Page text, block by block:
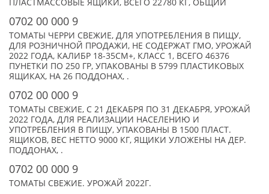
ПЛАСТМАССОВЫЕ ЯЩИКИ, ВСЕГО 22780 КГ, ОБЩИЙ
0702 00 000 9
ТОМАТЫ ЧЕРРИ СВЕЖИЕ, ДЛЯ УПОТРЕБЛЕНИЯ В ПИЩУ,
ДЛЯ РОЗНИЧНОЙ ПРОДАЖИ, НЕ СОДЕРЖАТ ГМО, УРОЖАЙ
2022 ГОДА, КАЛИБР 18-35СМ+, КЛАСС 1, ВСЕГО 46376
ПУНЕТКИ ПО 250 ГР, УПАКОВАНЫ В 5799 ПЛАСТИКОВЫХ
ЯЩИКАХ, НА 26 ПОДДОНАХ, .
0702 00 000 9
ТОМАТЫ СВЕЖИЕ, С 21 ДЕКАБРЯ ПО 31 ДЕКАБРЯ, УРОЖАЙ
2022 ГОДА, ДЛЯ РЕАЛИЗАЦИИ НАСЕЛЕНИЮ И
УПОТРЕБЛЕНИЯ В ПИЩУ, УПАКОВАНЫ В 1500 ПЛАСТ.
ЯЩИКОВ, ВЕС НЕТТО 9000 КГ, ЯЩИКИ УЛОЖЕНЫ НА ДЕР.
ПОДДОНАХ, .
0702 00 000 9
ТОМАТЫ СВЕЖИЕ. УРОЖАЙ 2022Г.